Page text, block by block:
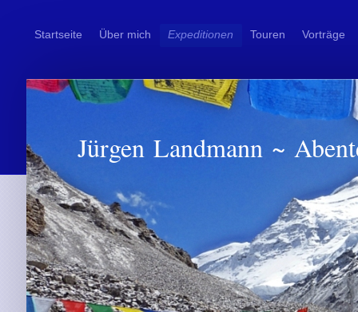
Startseite Über mich Expeditionen Touren Vorträge
Jürgen Landmann ~